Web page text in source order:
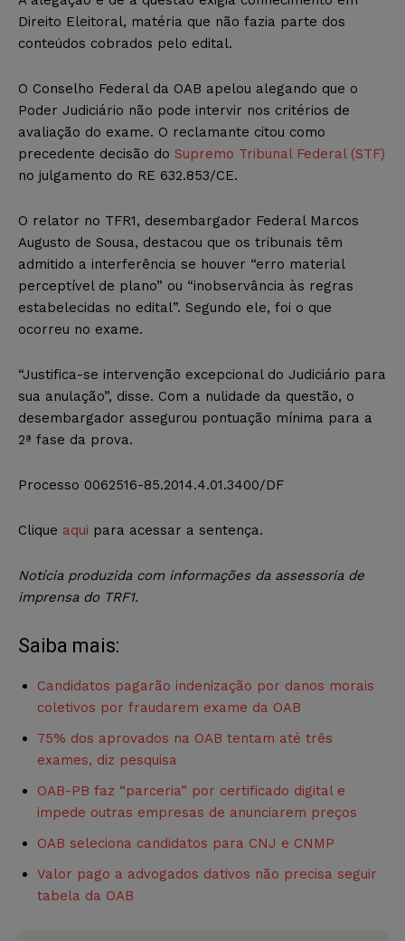
Direito Eleitoral, matéria que não fazia parte dos
conteúdos cobrados pelo edital.
O Conselho Federal da OAB apelou alegando que o
Poder Judiciário não pode intervir nos critérios de
avaliação do exame. O reclamante citou como
precedente decisão do Supremo Tribunal Federal (STF)
no julgamento do RE 632.853/CE.
O relator no TFR1, desembargador Federal Marcos
Augusto de Sousa, destacou que os tribunais têm
admitido a interferência se houver “erro material
perceptível de plano” ou “inobservância às regras
estabelecidas no edital”. Segundo ele, foi o que
ocorreu no exame.
“Justifica-se intervenção excepcional do Judiciário para
sua anulação”, disse. Com a nulidade da questão, o
desembargador assegurou pontuação mínima para a
2ª fase da prova.
Processo 0062516-85.2014.4.01.3400/DF
Clique aqui para acessar a sentença.
Notícia produzida com informações da assessoria de
imprensa do TRF1.
Saiba mais:
Candidatos pagarão indenização por danos morais
coletivos por fraudarem exame da OAB
75% dos aprovados na OAB tentam até três
exames, diz pesquisa
OAB-PB faz “parceria” por certificado digital e
impede outras empresas de anunciarem preços
OAB seleciona candidatos para CNJ e CNMP
Valor pago a advogados dativos não precisa seguir
tabela da OAB